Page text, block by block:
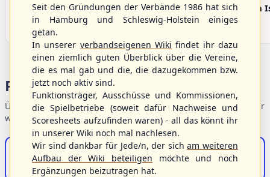
Bargenstedt
Beavers
Elmshorn Alligators Fehmarn
Portalbereiche
Übersicht der Verbandsbereiche – wählen Sie einen Einstieg für
weiterführende Informationen.
S/HBV-Shop
Der Onlineshop des S/HBV
Seit den Gründungen der Verbände 1986 hat sich
in Hamburg und Schleswig-Holstein einiges
getan.
In unserer verbandseigenen Wiki findet ihr dazu
einen ziemlich guten Überblick über die Vereine,
die es mal gab und die, die dazugekommen bzw.
jetzt noch aktiv sind.
Funktionsträger, Ausschüsse und Kommissionen,
die Spielbetriebe (soweit dafür Nachweise und
Scoresheets aufzufinden waren) - all das könnt ihr
in unserer Wiki noch mal nachlesen.
Wir sind dankbar für Jede/n, der sicham weiteren
Aufbau der Wiki beteiligen möchte und noch
Ergänzungen beizutragen hat.